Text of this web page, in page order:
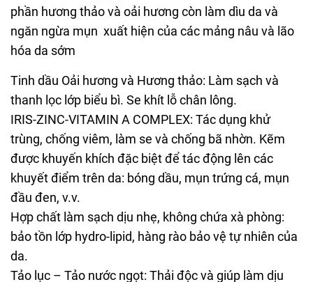
phần hương thảo và oải hương còn làm dìu da và
ngăn ngừa mụn xuất hiện của các mảng nâu và lão
hóa da sớm
Tinh dầu Oải hương và Hương thảo: Làm sạch và
thanh lọc lớp biểu bì. Se khít lỗ chân lông.
IRIS-ZINC-VITAMIN A COMPLEX: Tác dụng khử
trùng, chống viêm, làm se và chống bã nhờn. Kẽm
được khuyến khích đặc biệt để tác động lên các
khuyết điểm trên da: bóng dầu, mụn trứng cá, mụn
đầu đen, v.v.
Hợp chất làm sạch dịu nhẹ, không chứa xà phòng:
bảo tồn lớp hydro-lipid, hàng rào bảo vệ tự nhiên của
da.
Tảo lục – Tảo nước ngọt: Thải độc và giúp làm dịu